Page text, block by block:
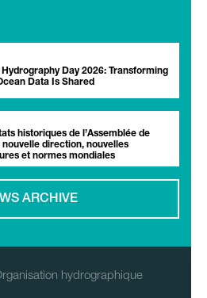
Day 2026: Transforming
Data Is Shared
historiques de l’Assemblée de
nouvelle direction, nouvelles
et normes mondiales
ARCHIVE
hydrographique